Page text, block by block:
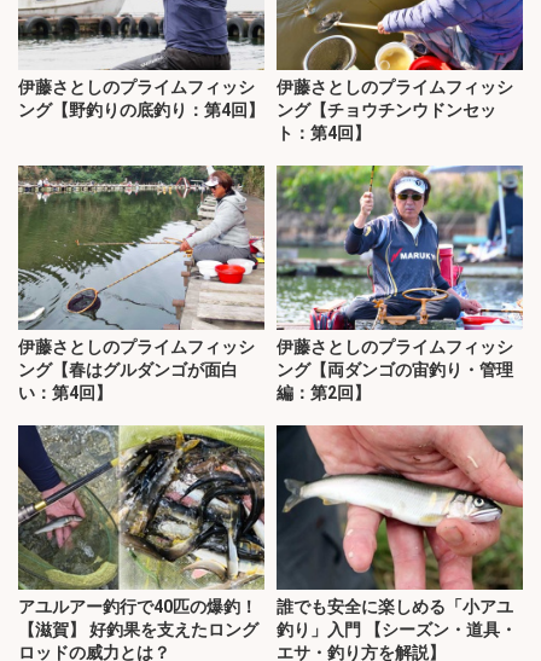
伊藤さとしのプライムフィッシ
ング【野釣りの底釣り：第4回】
伊藤さとしのプライムフィッシ
ング【チョウチンウドンセッ
ト：第4回】
伊藤さとしのプライムフィッシ
ング【春はグルダンゴが面白
い：第4回】
伊藤さとしのプライムフィッシ
ング【両ダンゴの宙釣り・管理
編：第2回】
アユルアー釣行で40匹の爆釣！
【滋賀】 好釣果を支えたロング
ロッドの威力とは？
誰でも安全に楽しめる「小アユ
釣り」入門 【シーズン・道具・
エサ・釣り方を解説】